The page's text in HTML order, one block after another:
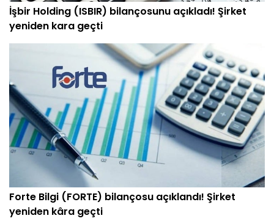
İşbir Holding (ISBIR) bilançosunu açıkladı! Şirket
yeniden kara geçti
Forte Bilgi (FORTE) bilançosu açıklandı! Şirket
yeniden kâra geçti